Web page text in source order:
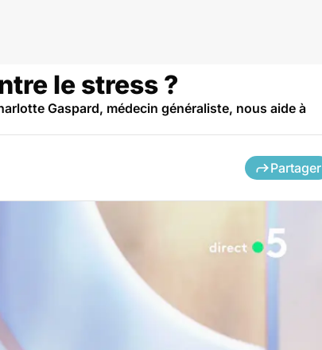
le stress ?
Gaspard, médecin généraliste, nous aide à
Partager